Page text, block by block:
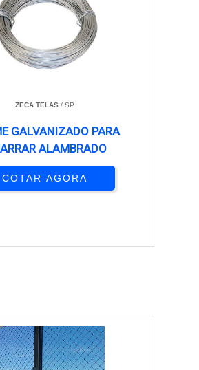
ZECA TELAS / SP
GALVANIZADO PARA
ALAMBRADO
COTAR AGORA